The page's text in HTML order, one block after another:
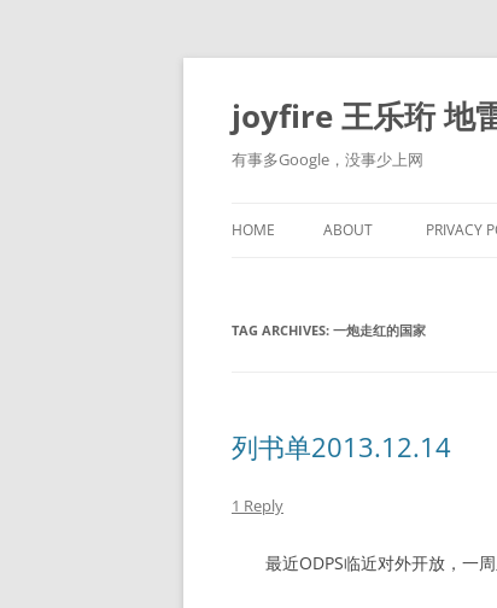
Skip
content
joyfire 王乐珩 地
有事多Google，没事少上网
HOME ABOUT PRIVACY
TAG ARCHIVES: 一炮走红的国家
列书单2013.12.14
1 Reply
最近ODPS临近对外开放，一周